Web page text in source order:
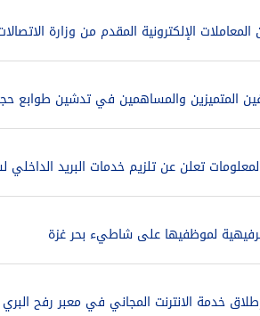
الإلكترونية المقدم من وزارة
المتميزين والمساهمين في تدشين طوابع
المعلومات تعلن عن تلزيم خدمات البريد
ترفيهية لموظفيها على شاطيء بحر غزة
خدمة الانترنت المجاني في معبر رفح البري